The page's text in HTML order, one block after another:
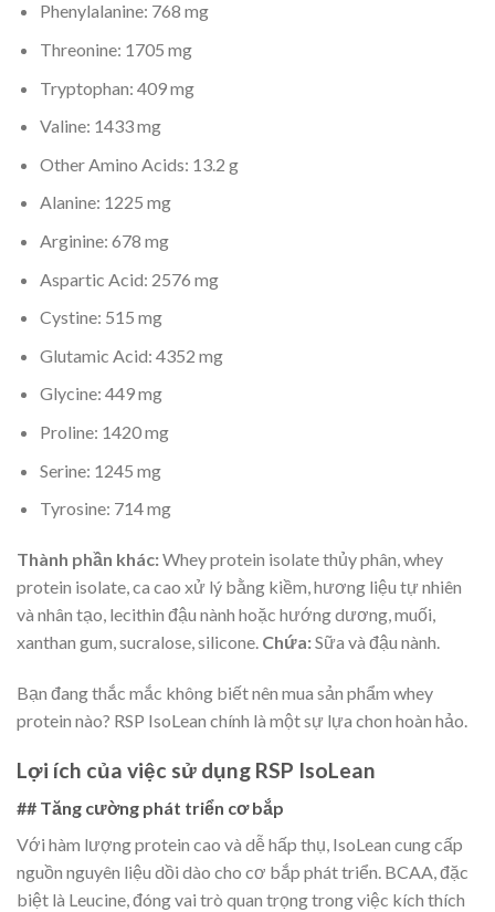
Phenylalanine: 768 mg
Threonine: 1705 mg
Tryptophan: 409 mg
Valine: 1433 mg
Other Amino Acids: 13.2 g
Alanine: 1225 mg
Arginine: 678 mg
Aspartic Acid: 2576 mg
Cystine: 515 mg
Glutamic Acid: 4352 mg
Glycine: 449 mg
Proline: 1420 mg
Serine: 1245 mg
Tyrosine: 714 mg
Thành phần khác:Whey protein isolate thủy phân, whey
protein isolate, ca cao xử lý bằng kiềm, hương liệu tự nhiên
và nhân tạo, lecithin đậu nành hoặc hướng dương, muối,
xanthan gum, sucralose, silicone. Chứa:Sữa và đậu nành.
Bạn đang thắc mắc không biết nên mua sản phẩm whey
protein nào? RSP IsoLean chính là một sự lựa chon hoàn hảo.
Lợi ích của việc sử dụng RSP IsoLean
## Tăng cường phát triển cơ bắp
Với hàm lượng protein cao và dễ hấp thụ, IsoLean cung cấp
nguồn nguyên liệu dồi dào cho cơ bắp phát triển. BCAA, đặc
biệt là Leucine, đóng vai trò quan trọng trong việc kích thích